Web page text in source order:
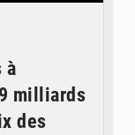
à
milliards
des